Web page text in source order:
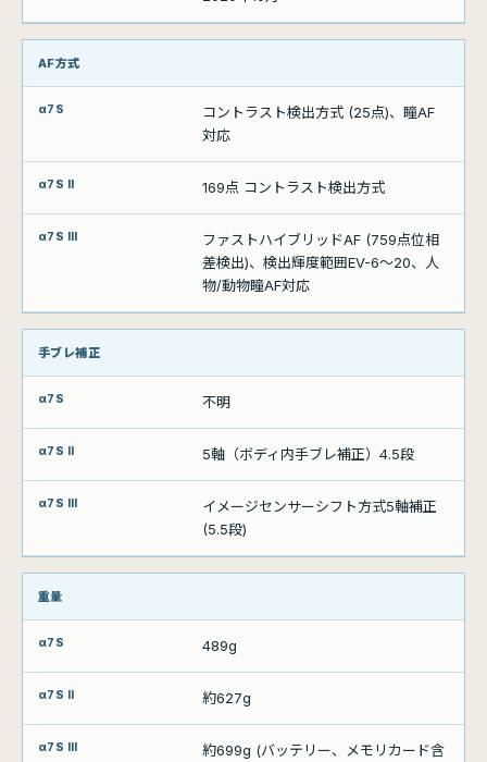
AF方式
コントラスト検出方式 (25点)、瞳AF
対応
169点 コントラスト検出方式
ファストハイブリッドAF (759点位相
差検出)、検出輝度範囲EV-6～20、人
物/動物瞳AF対応
手ブレ補正
不明
5軸（ボディ内手ブレ補正）4.5段
イメージセンサーシフト方式5軸補正
(5.5段)
重量
489g
約627g
約699g (バッテリー、メモリカード含